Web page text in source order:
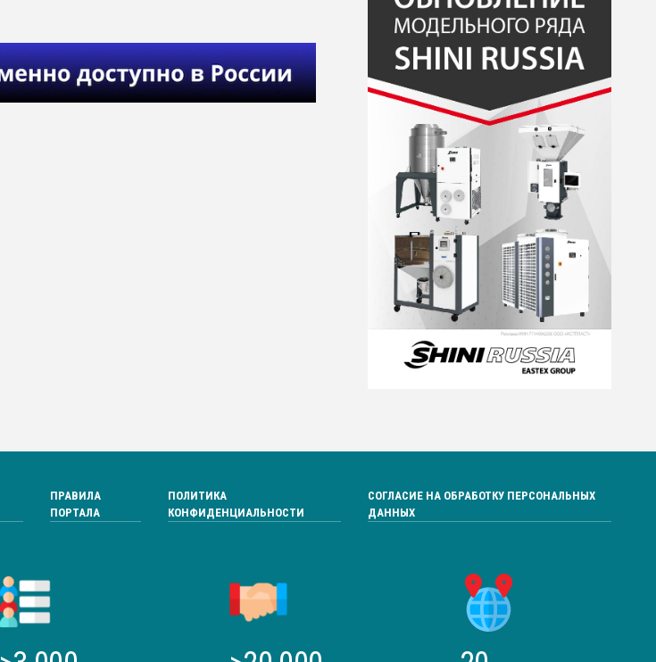
ПРАВИЛА
ПОРТАЛА
ПОЛИТИКА
КОНФИДЕНЦИАЛЬНОСТИ
СОГЛАСИЕ НА ОБРАБОТКУ ПЕРСОНАЛЬНЫХ
ДАННЫХ